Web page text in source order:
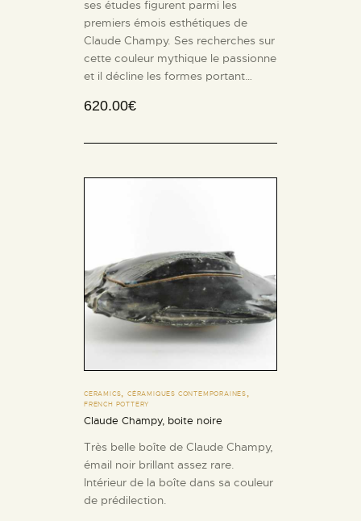
ses études figurent parmi les
premiers émois esthétiques de
Claude Champy. Ses recherches sur
cette couleur mythique le passionne
et il décline les formes portant…
620.00€
CERAMICS,CÉRAMIQUES CONTEMPORAINES,
FRENCH POTTERY
Claude Champy, boite noire
Très belle boîte de Claude Champy,
émail noir brillant assez rare.
Intérieur de la boîte dans sa couleur
de prédilection.